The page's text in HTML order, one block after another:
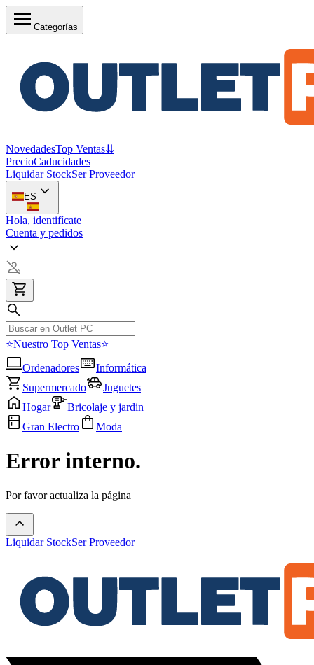
Categorías
NovedadesTop Ventas⇊
PrecioCaducidades
Liquidar StockSer Proveedor
ES
Hola, identifícate
Cuenta y pedidos
⭐Nuestro Top Ventas⭐
Ordenadores
Informática
Supermercado
Juguetes
Hogar
Bricolaje y jardin
Gran Electro
Moda
Error interno.
Por favor actualiza la página
Liquidar StockSer Proveedor